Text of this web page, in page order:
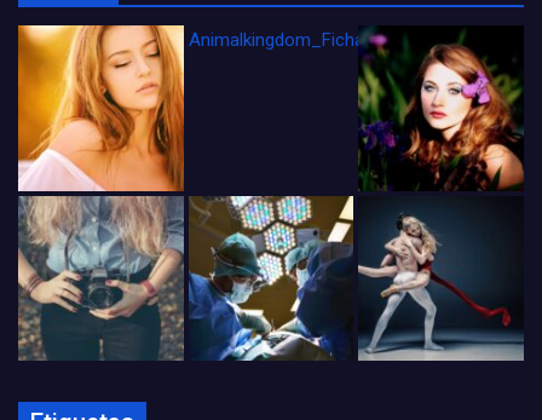
Animalkingdom_FichaCine